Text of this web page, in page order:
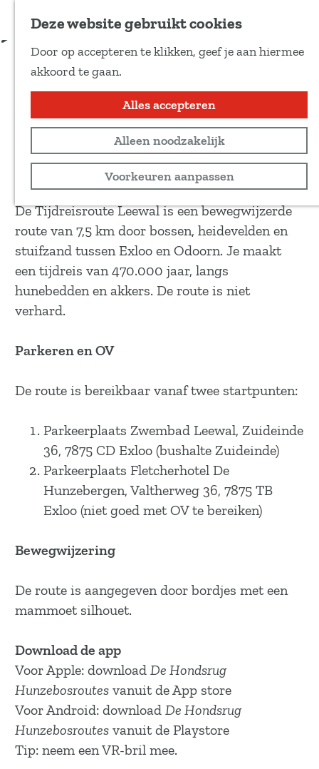
Deze website gebruikt cookies
Door op accepteren te klikken, geef je aan hiermee
akkoord te gaan.
Alles accepteren
Alleen noodzakelijk
Voorkeuren aanpassen
Voeg toe als favoriet
e
e
d
z
a
g
i
n
a
Download route
Tijdreisroute Leewal
Bekijk routekaart
De Tijdreisroute Leewal is een bewegwijzerde
route van 7,5 km door bossen, heidevelden en
stuifzand tussen Exloo en Odoorn. Je maakt
een tijdreis van 470.000 jaar, langs
hunebedden en akkers. De route is niet
verhard.
Parkeren en OV
De route is bereikbaar vanaf twee startpunten:
Parkeerplaats Zwembad Leewal, Zuideinde
36, 7875 CD Exloo (bushalte Zuideinde)
Parkeerplaats Fletcherhotel De
Hunzebergen, Valtherweg 36, 7875 TB
Exloo (niet goed met OV te bereiken)
Bewegwijzering
De route is aangegeven door bordjes met een
mammoet silhouet.
Download de app
Voor Apple: download De Hondsrug
Hunzebosroutes vanuit de App store
Voor Android: download De Hondsrug
Hunzebosroutes vanuit de Playstore
Tip: neem een VR-bril mee.